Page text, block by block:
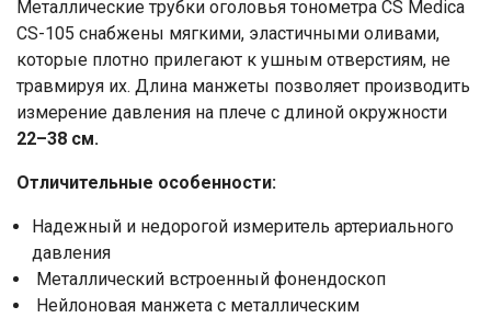
Металлические трубки оголовья тонометра CS Medica
CS-105 снабжены мягкими, эластичными оливами,
которые плотно прилегают к ушным отверстиям, не
травмируя их. Длина манжеты позволяет производить
измерение давления на плече с длиной окружности
22–38 см.
Отличительные особенности:
Надежный и недорогой измеритель артериального
давления
Металлический встроенный фонендоскоп
Нейлоновая манжета с металлическим